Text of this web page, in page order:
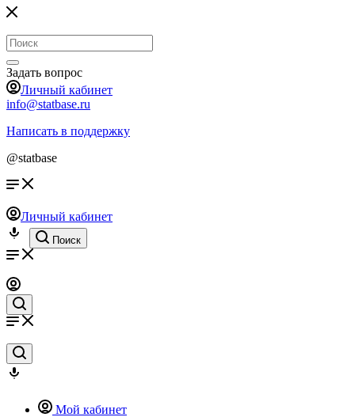
Задать вопрос
Личный кабинет
info@statbase.ru
Написать в поддержку
@statbase
Личный кабинет
Поиск
Мой кабинет